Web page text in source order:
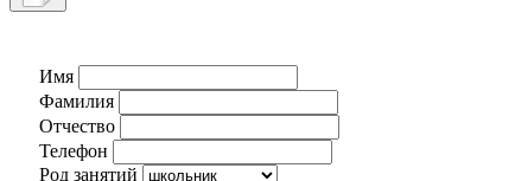
Имя
Фамилия
Отчество
Телефон
Род занятий